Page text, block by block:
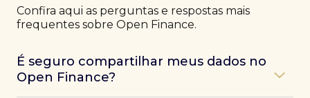
Confira aqui as perguntas e respostas mais
frequentes sobre Open Finance.
É seguro compartilhar meus dados no
Open Finance?